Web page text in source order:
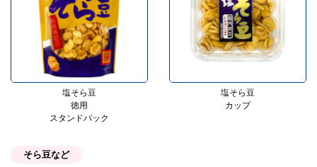
塩そら豆
徳用
スタンドパック
塩そら豆
カップ
そら豆など